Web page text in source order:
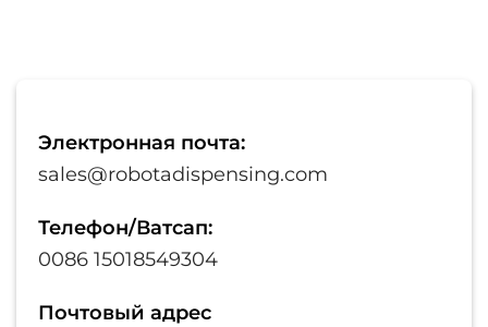
Электронная почта:
sales@robotadispensing.com
Телефон/Ватсап:
0086 15018549304
Почтовый адрес